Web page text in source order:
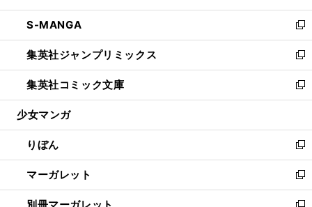
開
く
ウ
で
開
く
ン
ド
ウ
で
開
く
ウ
ィ
ン
ド
ウ
で
開
し
い
ウ
ィ
ン
ド
ウ
開
く
S-MANGA
新
し
い
ウ
ィ
ン
ウ
で
開
く
集英社ジャンプリミックス
新
し
い
ウ
ン
ド
ウ
で
開
く
集英社コミック文庫
新
し
ウ
ィ
ン
ド
ウ
少女マンガ
りぼん
新
し
い
ウ
マーガレット
新
し